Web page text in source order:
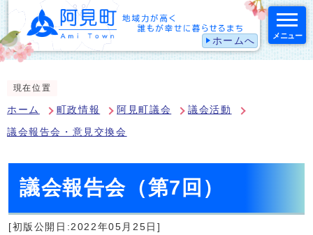
ホームへ メニュー
現在位置
ホーム 町政情報 阿見町議会 議会活動
議会報告会・意見交換会
議会報告会（第7回）
[初版公開日:2022年05月25日]